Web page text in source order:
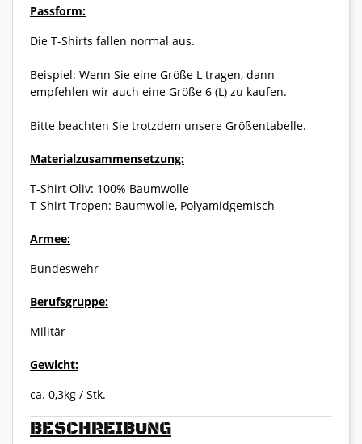
BESCHREIBUNG
Passform:
Die T-Shirts fallen normal aus.
Beispiel: Wenn Sie eine Größe L tragen, dann
empfehlen wir auch eine Größe 6 (L) zu kaufen.
Bitte beachten Sie trotzdem unsere Größentabelle.
Materialzusammensetzung:
T-Shirt Oliv: 100% Baumwolle
T-Shirt Tropen: Baumwolle, Polyamidgemisch
Armee:
Bundeswehr
Berufsgruppe:
Militär
Gewicht:
ca. 0,3kg / Stk.